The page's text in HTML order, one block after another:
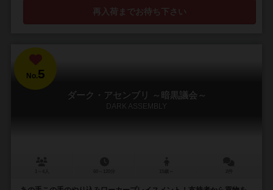
再入荷までお待ち下さい
No.5
ダーク・アセンブリ ～暗黒議会～
DARK ASSEMBLY